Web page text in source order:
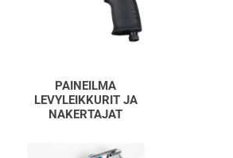
PAINEILMA
LEVYLEIKKURIT JA
NAKERTAJAT